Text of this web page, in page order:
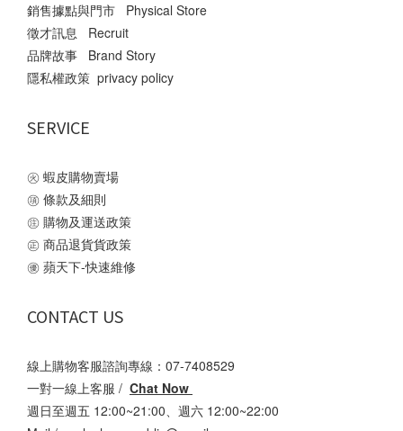
銷售據點與門市 Physical Store
徵才訊息 Recruit
品牌故事 Brand Story
隱私權政策 privacy policy
SERVICE
㊋ 蝦皮購物賣場
㊠ 條款及細則
㊟ 購物及運送政策
㊣ 商品退貨貨政策
㊝ 蘋天下-快速維修
CONTACT US
線上購物客服諮詢專線：07-7408529
一對一線上客服 / Chat Now
週日至週五 12:00~21:00、週六 12:00~22:00